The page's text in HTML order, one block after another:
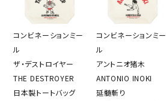
コンビネーションミー
ル
ザ・デストロイヤー
THE DESTROYER
日本製トートバッグ
コンビネーションミー
ル
アントニオ猪木
ANTONIO INOKI
延髄斬り